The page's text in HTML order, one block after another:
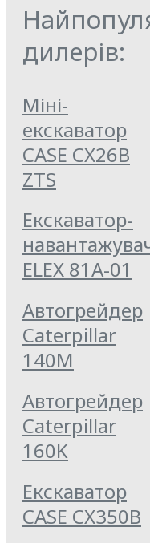
дилерів:
Міні-
екскаватор
CASE CX26B
ZTS
Екскаватор-
ELEX 81А-01
Автогрейдер
Caterpillar
140M
Автогрейдер
Caterpillar
160K
Екскаватор
CASE CX350B